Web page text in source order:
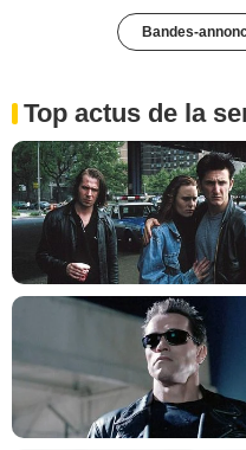
Bandes-
Top actus de la